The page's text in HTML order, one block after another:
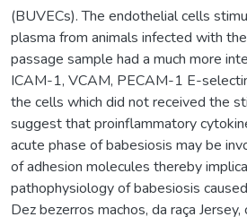
(BUVECs). The endothelial cells
plasma from animals infected with
passage sample had a much more
ICAM-1, VCAM, PECAM-1 E-
the cells which did not received the
suggest that proinflammatory
acute phase of babesiosis may be
of adhesion molecules thereby
pathophysiology of babesiosis
Dez bezerros machos, da raça